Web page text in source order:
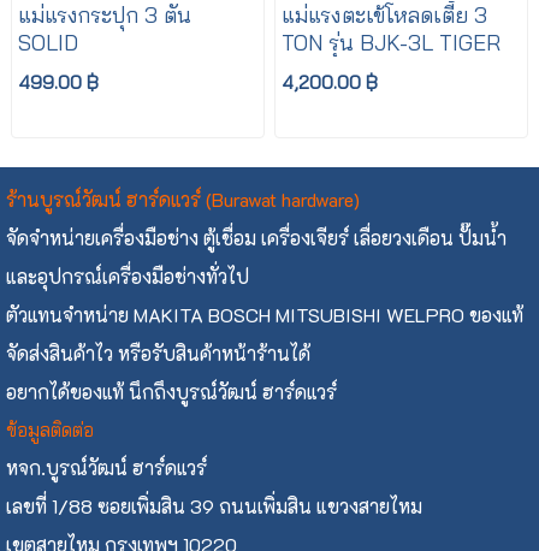
แม่แรงกระปุก 3 ตัน
SOLID
499.00 ฿
แม่แรงตะเข้โหลดเตี้ย 3
TON รุ่น BJK-3L TIGER
4,200.00 ฿
ร้านบูรณ์วัฒน์ ฮาร์ดแวร์ (Burawat hardware)
จัดจำหน่ายเครื่องมือช่าง ตู้เชื่อม เครื่องเจียร์ เลื่อยวงเดือน ปั๊มน้ำ
และอุปกรณ์เครื่องมือช่างทั่วไป
ตัวแทนจำหน่าย MAKITA BOSCH MITSUBISHI WELPRO ของแท้
จัดส่งสินค้าไว หรือรับสินค้าหน้าร้านได้
อยากได้ของแท้ นึกถึงบูรณ์วัฒน์ ฮาร์ดแวร์
ข้อมูลติดต่อ
หจก.บูรณ์วัฒน์ ฮาร์ดแวร์
เลขที่ 1/88 ซอยเพิ่มสิน 39 ถนนเพิ่มสิน แขวงสายไหม
เขตสายไหม กรุงเทพฯ 10220